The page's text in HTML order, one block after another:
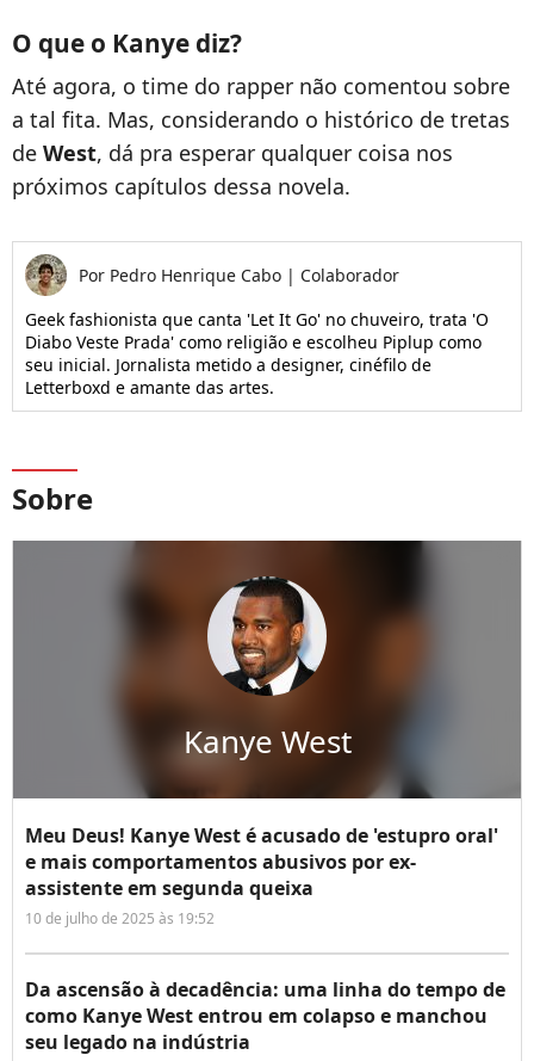
O que o Kanye diz?
Até agora, o time do rapper não comentou sobre
a tal fita. Mas, considerando o histórico de tretas
de West, dá pra esperar qualquer coisa nos
próximos capítulos dessa novela.
Por Pedro Henrique Cabo | Colaborador
Geek fashionista que canta 'Let It Go' no chuveiro, trata 'O
Diabo Veste Prada' como religião e escolheu Piplup como
seu inicial. Jornalista metido a designer, cinéfilo de
Letterboxd e amante das artes.
Sobre
Kanye West
Meu Deus! Kanye West é acusado de 'estupro oral'
e mais comportamentos abusivos por ex-
assistente em segunda queixa
10 de julho de 2025 às 19:52
Da ascensão à decadência: uma linha do tempo de
como Kanye West entrou em colapso e manchou
seu legado na indústria